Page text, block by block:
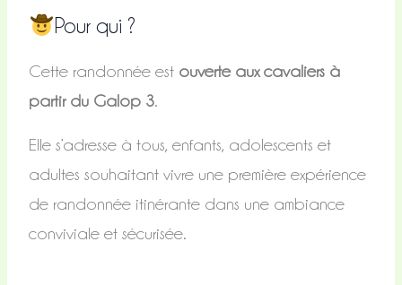
Pour qui ?
Cette randonnée est ouverte aux cavaliers à
partir du Galop 3
Elle s’adresse à tous, enfants, adolescents et
adultes souhaitant vivre une première expérience
de randonnée itinérante dans une ambiance
conviviale et sécurisée.